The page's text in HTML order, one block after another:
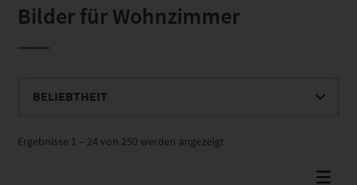
Bilder für Wohnzimmer
Ergebnisse 1 – 24 von 250 werden angezeigt